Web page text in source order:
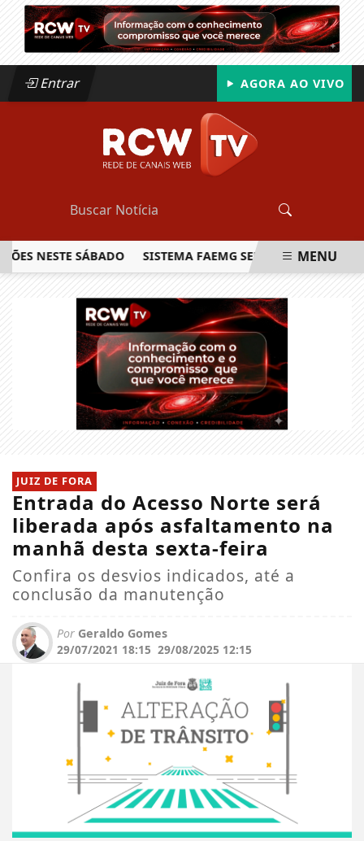
Entrar AGORA AO VIVO
SÁBADO SISTEMA FAEMG SENAR LANÇA OMENU
JUIZ DE FORA
Entrada do Acesso Norte será
liberada após asfaltamento na
manhã desta sexta-feira
Confira os desvios indicados, até a
conclusão da manutenção
Por Geraldo Gomes
29/07/2021 18:15 29/08/2025 12:15